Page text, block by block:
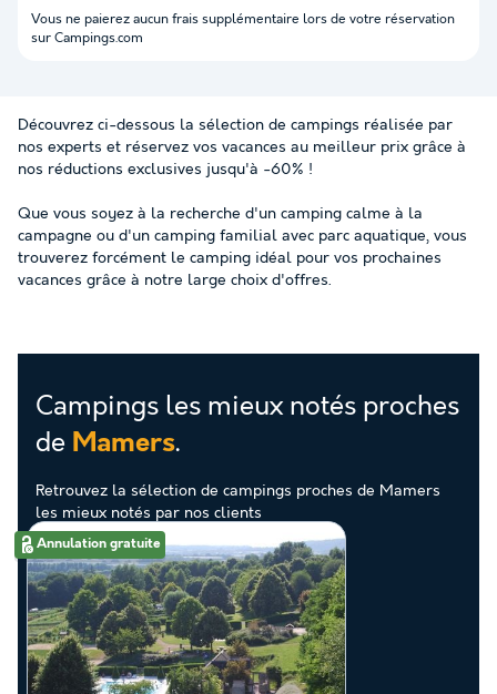
Vous ne paierez aucun frais supplémentaire lors de votre réservation
sur Campings.com
Découvrez ci-dessous la sélection de campings réalisée par
nos experts et réservez vos vacances au meilleur prix grâce à
nos réductions exclusives jusqu'à -60% !
Que vous soyez à la recherche d'un camping calme à la
campagne ou d'un camping familial avec parc aquatique, vous
trouverez forcément le camping idéal pour vos prochaines
vacances grâce à notre large choix d'offres.
Campings les mieux notés proches
de Mamers.
Retrouvez la sélection de campings proches de Mamers
les mieux notés par nos clients
Annulation gratuite